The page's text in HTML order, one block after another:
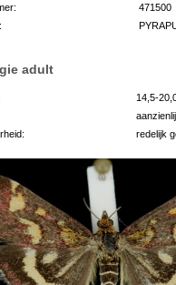
471500
adult
14,5-
redelijk